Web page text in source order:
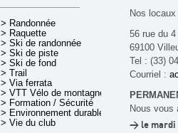
> Randonnée
> Raquette
> Ski de randonnée
> Ski de piste
> Ski de fond
> Trail
> Via ferrata
> VTT Vélo de montagne
> Formation / Sécurité
> Environnement durable
> Vie du club
Nos
56 rue du
69100
Tel : (33)
Courriel :
Nous vous
> le mardi